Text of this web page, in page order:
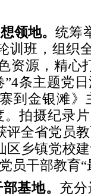
领地。统筹
训班，组织
资源，精心
”4条主题党
到金银滩》
。拍摄纪录
评全省党员
区乡镇党校
员干部教育
基地。 充